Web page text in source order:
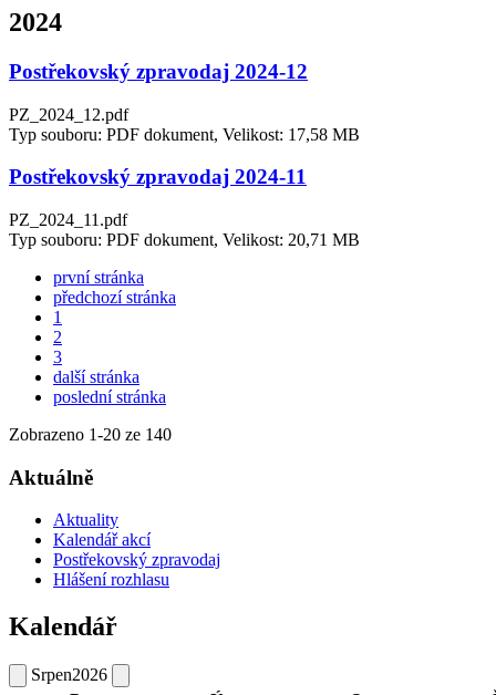
2024
Postřekovský zpravodaj 2024-12
PZ_2024_12.pdf
Typ souboru: PDF dokument, Velikost: 17,58 MB
Postřekovský zpravodaj 2024-11
PZ_2024_11.pdf
Typ souboru: PDF dokument, Velikost: 20,71 MB
první stránka
předchozí stránka
1
2
3
další stránka
poslední stránka
Zobrazeno 1-20 ze 140
Aktuálně
Aktuality
Kalendář akcí
Postřekovský zpravodaj
Hlášení rozhlasu
Kalendář
Srpen2026